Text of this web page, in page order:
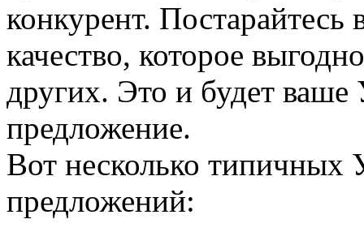
конкурент. Постарайтесь
качество, которое
других. Это и будет ваше
предложение.
Вот несколько типичных
предложений: